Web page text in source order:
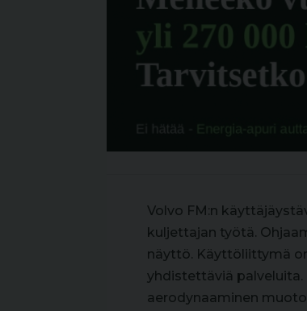
Volvo FM:n
kuljettajan työtä.
näyttö. Käyttöliittymä
yhdistettäviä
aerodynaaminen